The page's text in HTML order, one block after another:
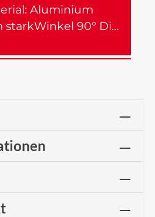
Aluminium
starkWinkel 90° Di…